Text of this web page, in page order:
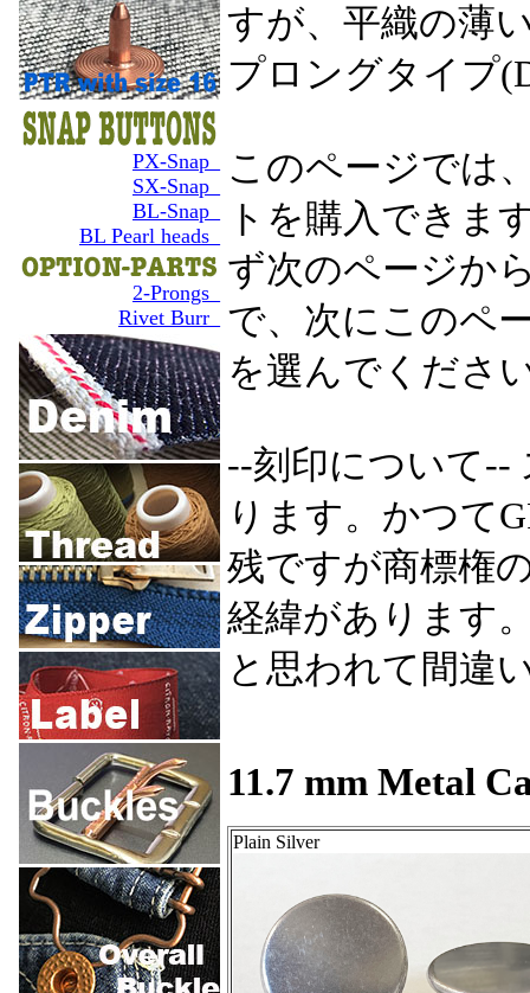
PX-Snap_
SX-Snap_
BL-Snap_
BL Pearl heads_
2-Prongs_
Rivet Burr_
すが、平織の薄
プロングタイプ
このページでは
トを購入できま
ず次のページか
で、次にこのペ
を選んでくださ
--刻印について--
ります。かつて
残ですが商標権
経緯があります
と思われて間違
11.7 mm Metal
Plain Silver